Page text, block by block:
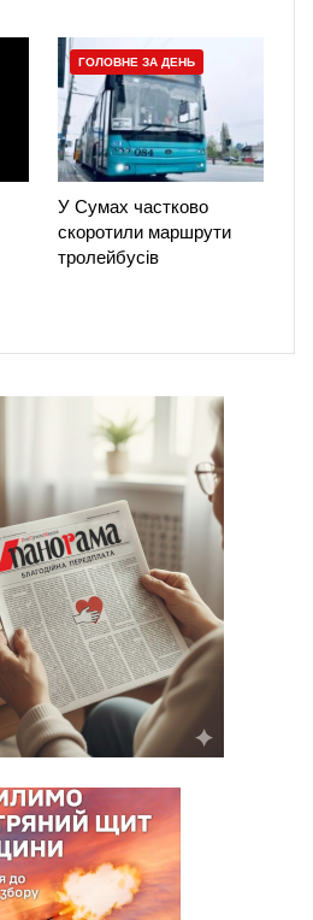
ГОЛОВНЕ ЗА ДЕНЬ
У Сумах частково
скоротили маршрути
тролейбусів